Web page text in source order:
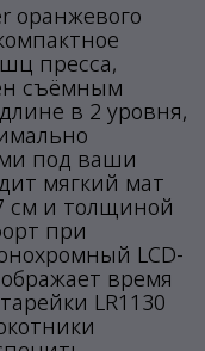
оранжевого
пресса,
съёмным
в 2 уровня,
под ваши
мягкий мат
см и толщиной
при
LCD-
время
LR1130